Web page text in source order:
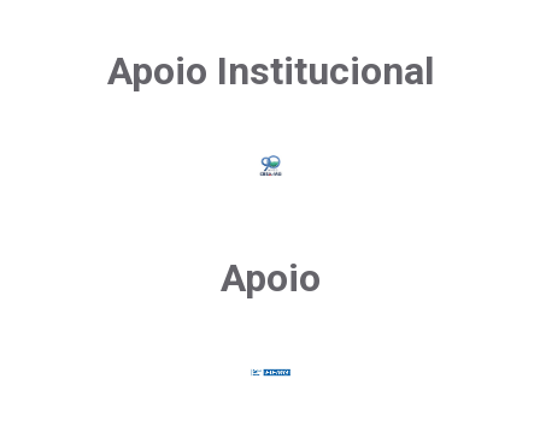
Apoio Institucional
Apoio